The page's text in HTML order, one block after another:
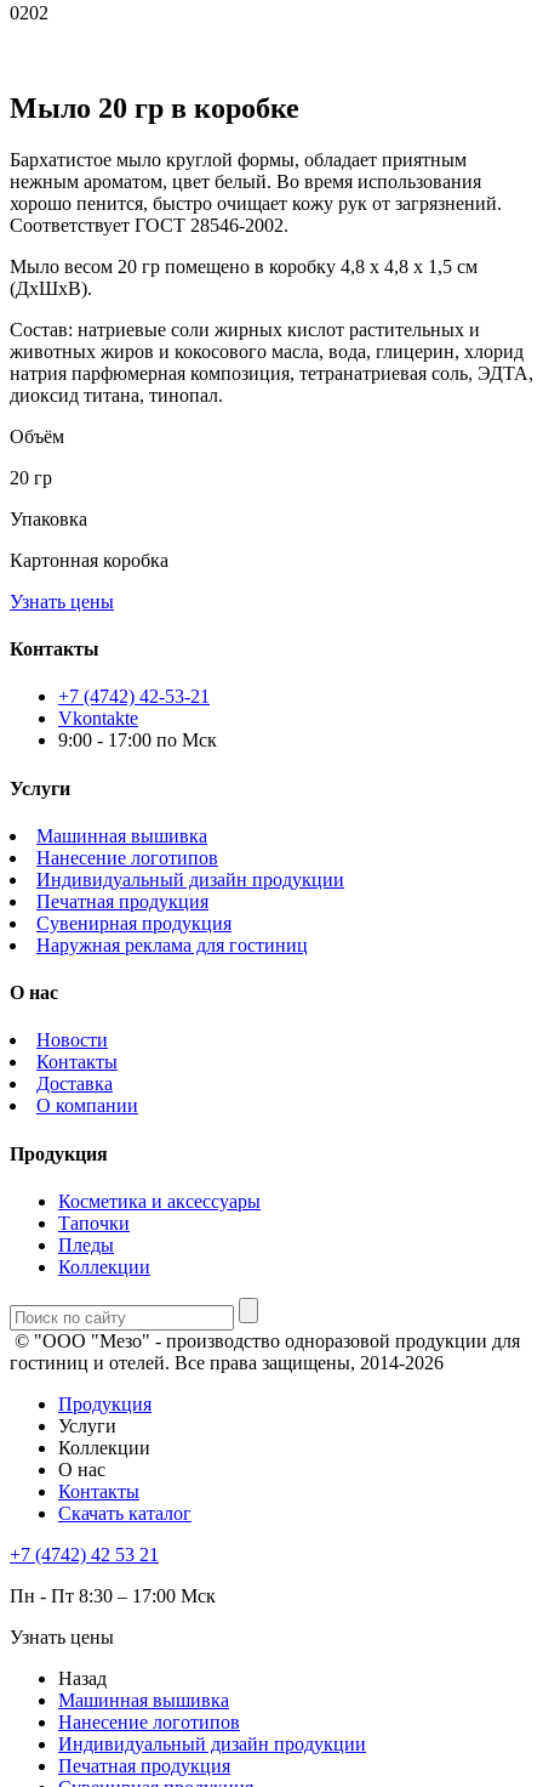
0202
Мыло 20 гр в коробке
Бархатистое мыло круглой формы, обладает приятным
нежным ароматом, цвет белый. Во время использования
хорошо пенится, быстро очищает кожу рук от загрязнений.
Соответствует ГОСТ 28546-2002.
Мыло весом 20 гр помещено в коробку 4,8 x 4,8 x 1,5 см
(ДxШxВ).
Состав: натриевые соли жирных кислот растительных и
животных жиров и кокосового масла, вода, глицерин, хлорид
натрия парфюмерная композиция, тетранатриевая соль, ЭДТА,
диоксид титана, тинопал.
Объём
20 гр
Упаковка
Картонная коробка
Узнать цены
Контакты
+7 (4742) 42-53-21
Vkontakte
9:00 - 17:00 по Мск
Услуги
Машинная вышивка
Нанесение логотипов
Индивидуальный дизайн продукции
Печатная продукция
Сувенирная продукция
Наружная реклама для гостиниц
О нас
Новости
Контакты
Доставка
О компании
Продукция
Косметика и аксессуары
Тапочки
Пледы
Коллекции
© "ООО "Мезо" - производство одноразовой продукции для
гостиниц и отелей. Все права защищены, 2014-2026
Продукция
Услуги
Коллекции
О нас
Контакты
Скачать каталог
+7 (4742) 42 53 21
Пн - Пт 8:30 – 17:00 Мск
Узнать цены
Назад
Машинная вышивка
Нанесение логотипов
Индивидуальный дизайн продукции
Печатная продукция